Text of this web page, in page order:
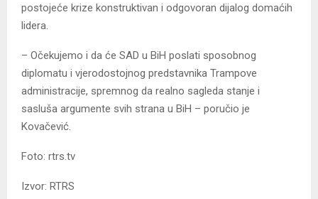
postojeće krize konstruktivan i odgovoran dijalog domaćih
lidera.
– Očekujemo i da će SAD u BiH poslati sposobnog
diplomatu i vjerodostojnog predstavnika Trampove
administracije, spremnog da realno sagleda stanje i
sasluša argumente svih strana u BiH – poručio je
Kovačević.
Foto: rtrs.tv
Izvor: RTRS